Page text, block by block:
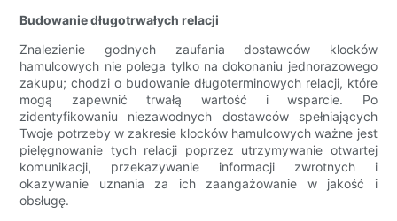
Budowanie długotrwałych relacji
Znalezienie godnych zaufania dostawców klocków
hamulcowych nie polega tylko na dokonaniu jednorazowego
zakupu; chodzi o budowanie długoterminowych relacji, które
mogą zapewnić trwałą wartość i wsparcie. Po
zidentyfikowaniu niezawodnych dostawców spełniających
Twoje potrzeby w zakresie klocków hamulcowych ważne jest
pielęgnowanie tych relacji poprzez utrzymywanie otwartej
komunikacji, przekazywanie informacji zwrotnych i
okazywanie uznania za ich zaangażowanie w jakość i
obsługę.